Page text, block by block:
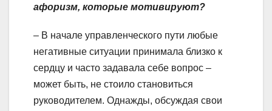
афоризм, которые мотивируют?
– В начале управленческого пути любые
негативные ситуации принимала близко к
сердцу и часто задавала себе вопрос –
может быть, не стоило становиться
руководителем. Однажды, обсуждая свои